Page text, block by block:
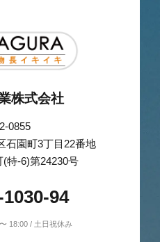
株式会社
0855
石園町3丁目22番地
特-6)第24230号
94
18:00 / 土日祝休み